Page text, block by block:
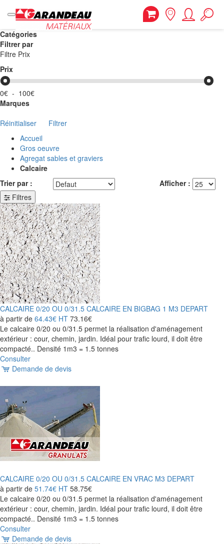
Catégories
Filtrer par
Filtre Prix
Prix
0€ - 100€
Marques
Réinitialiser
Filtrer
Accueil
Gros oeuvre
Agregat sables et graviers
Calcaire
Trier par :
Afficher :
Filtres
CALCAIRE 0/20 OU 0/31.5 CALCAIRE EN BIGBAG 1 M3 DEPART
à partir de 64.43€ HT 73.16€
Le calcaire 0/20 ou 0/31.5 permet la réalisation d'aménagement
extérieur : cour, chemin, jardin. Idéal pour trafic lourd, il doit être
compacté.. Densité 1m3 = 1.5 tonnes
Consulter
Demande de devis
CALCAIRE 0/20 OU 0/31.5 CALCAIRE EN VRAC M3 DEPART
à partir de 51.74€ HT 58.75€
Le calcaire 0/20 ou 0/31.5 permet la réalisation d'aménagement
extérieur : cour, chemin, jardin. Idéal pour trafic lourd, il doit être
compacté.. Densité 1m3 = 1.5 tonnes
Consulter
Demande de devis